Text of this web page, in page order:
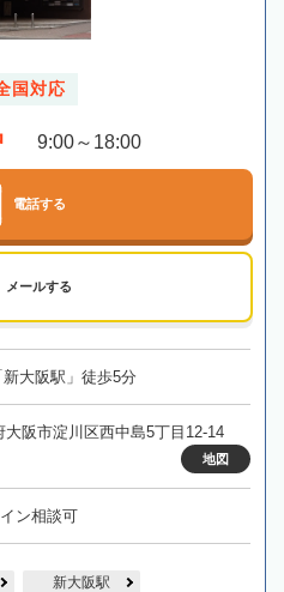
国対応
9:00～18:00
電話する
メールする
大阪駅」徒歩5分
大阪市淀川区西中島5丁目12-14
地図
ン相談可
新大阪駅